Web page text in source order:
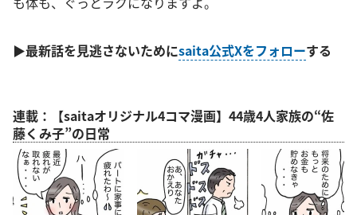
▶最新話を見逃さないためにsaita公式Xをフォローする
連載：【saitaオリジナル4コマ漫画】44歳4人家族の“佐
藤くみ子”の日常